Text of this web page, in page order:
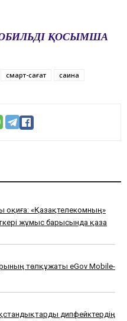
ҚОСЫМША
смарт-сағат сақина
оқиға: «Қазақтелекомның»
жұмыс барысында қаза
төлқұжаты eGov Mobile-
дипфейктердің